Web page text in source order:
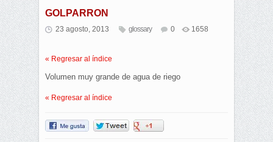
GOLPARRON
23 agosto, 2013 glossary 0 1658
« Regresar al índice
Volumen muy grande de agua de riego
« Regresar al índice